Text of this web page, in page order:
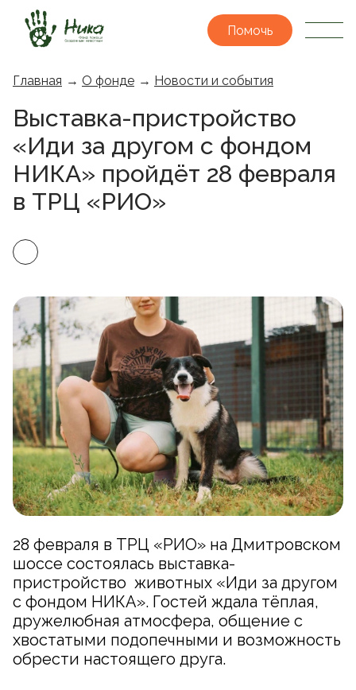
Помочь
Главная → О фонде → Новости и события
Выставка-пристройство
«Иди за другом с фондом
НИКА» пройдёт 28 февраля
в ТРЦ «РИО»
28 февраля в ТРЦ «РИО» на Дмитровском
шоссе состоялась выставка-
пристройство животных «Иди за другом
с фондом НИКА». Гостей ждала тёплая,
дружелюбная атмосфера, общение с
хвостатыми подопечными и возможность
обрести настоящего друга.